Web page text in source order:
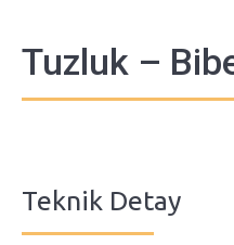
Tuzluk –
Teknik Detay